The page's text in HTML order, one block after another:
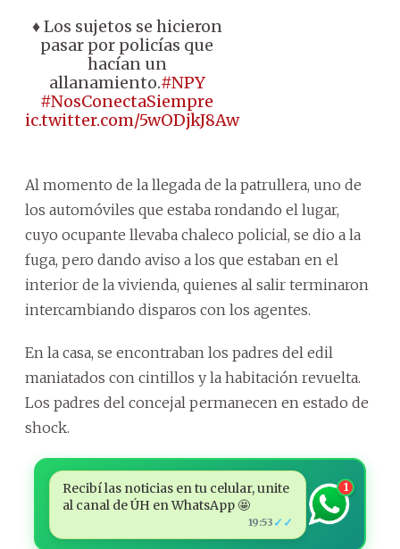
♦️ Los sujetos se hicieron
pasar por policías que
hacían un
allanamiento.#NPY
#NosConectaSiempre
pic.twitter.com/5wODjkJ8Aw
Al momento de la llegada de la patrullera, uno de
los automóviles que estaba rondando el lugar,
cuyo ocupante llevaba chaleco policial, se dio a la
fuga, pero dando aviso a los que estaban en el
interior de la vivienda, quienes al salir terminaron
intercambiando disparos con los agentes.
En la casa, se encontraban los padres del edil
maniatados con cintillos y la habitación revuelta.
Los padres del concejal permanecen en estado de
shock.
Recibí las noticias en tu celular, unite
al canal de ÚH en WhatsApp 🤩
19:53 ✓✓
1